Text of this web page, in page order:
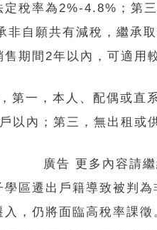
稅率為2%-4.8%；第
自願共有減稅，繼承
期間2年以內，可適用
第一，本人、配偶或直
以內；第三，無出租或
廣告 更多內容請
區遷出戶籍導致被判
，仍將面臨高稅率課